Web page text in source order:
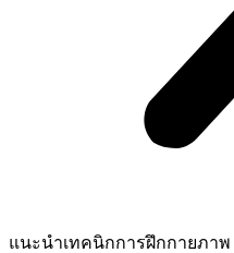
แนะนำเทคนิกการฝึกกายภา